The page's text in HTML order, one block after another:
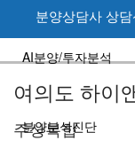
AI분양/투자분석
분양분석진단
분양상담사 상담
여의도 하이
주상복합